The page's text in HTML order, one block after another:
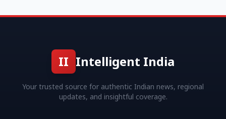
II Intelligent India
Your trusted source for authentic Indian news, regional
updates, and insightful coverage.